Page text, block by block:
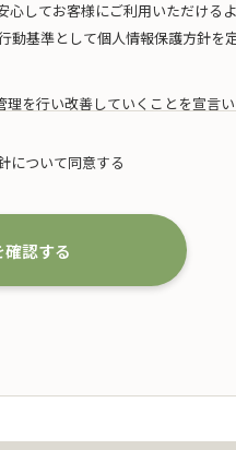
してお客様にご利用いただける
動基準として個人情報保護方針を
を行い改善していくことを宣言い
用及び提供
について同意する
確認する